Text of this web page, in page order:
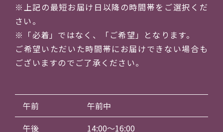
※上記の最短お届け日以降の時間帯をご選択くだ
さい。
※「必着」ではなく、「ご希望」となります。
ご希望いただいた時間帯にお届けできない場合も
ございますのでご了承ください。
午前
午前中
午後
14:00～16:00